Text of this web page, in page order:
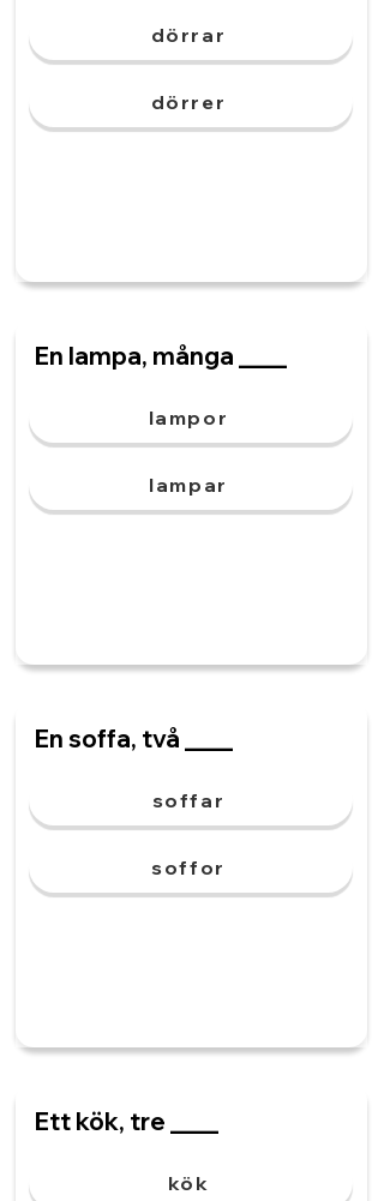
dörrar
dörrer
En lampa, många ____
lampor
lampar
En soffa, två ____
soffar
soffor
Ett kök, tre ____
kök